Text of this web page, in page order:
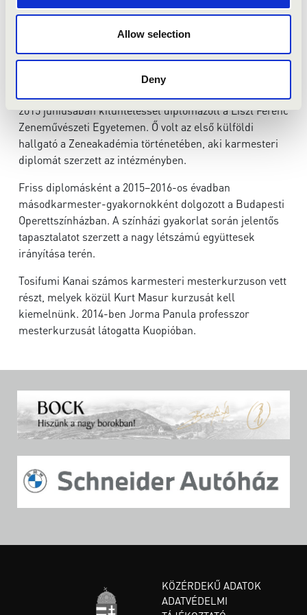
Allow selection
Deny
pedig fagottozni tanult. 2013-ban felvételt nyert a Liszt
Ferenc Zeneakadémiára, ahol zenekari és
operavezénylést, valamint karvezetést tanult. Ligeti
és Ken Szegoe voltak a mesterei.
2015 júniusában kitüntetéssel diplomázott a Liszt Ferenc
Zeneművészeti Egyetemen. Ő volt az első külföldi
hallgató a Zeneakadémia történetében, aki karmesteri
diplomát szerzett az intézményben.
Friss diplomásként a 2015–2016-os évadban
másodkarmester-gyakornokként dolgozott a Budapesti
Operettszínházban. A színházi gyakorlat során jelentős
tapasztalatot szerzett a nagy létszámú együttesek
irányítása terén.
Tosifumi Kanai számos karmesteri mesterkurzuson vett
részt, melyek közül Kurt Masur kurzusát kell
kiemelnünk. 2014-ben Jorma Panula professzor
mesterkurzusát látogatta Kuopióban.
KÖZÉRDEKŰ ADATOK
ADATVÉDELMI